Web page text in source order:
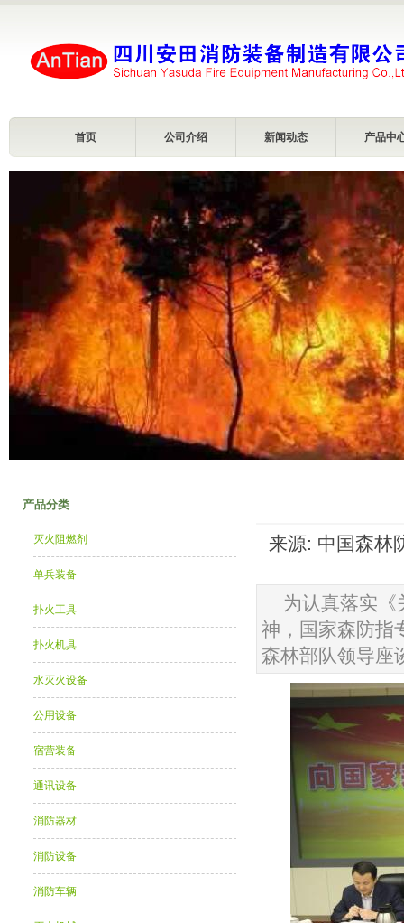
首页 公司介绍 新闻动态 产品中
产品分类
灭火阻燃剂
单兵装备
扑火工具
扑火机具
水灭火设备
公用设备
宿营装备
通讯设备
消防器材
消防设备
消防车辆
来源: 中国森
为认真落实《
神，国家森防指
森林部队领导座